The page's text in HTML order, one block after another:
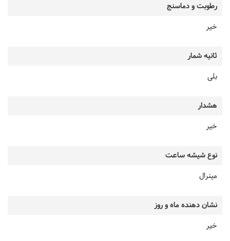
رطوبت و دماسنج
خیر
ثانیه شمار
بلی
هشدار
خیر
نوع شیشه ساعت
مینرال
نشان دهنده ماه و روز
خیر